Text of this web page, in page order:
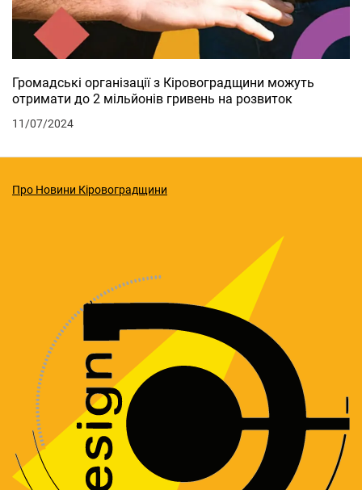
Громадські організації з Кіровоградщини можуть
отримати до 2 мільйонів гривень на розвиток
11/07/2024
Про Новини Кіровоградщини